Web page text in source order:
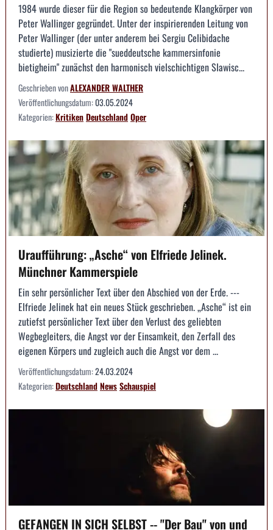
1984 wurde dieser für die Region so bedeutende Klangkörper von
Peter Wallinger gegründet. Unter der inspirierenden Leitung von
Peter Wallinger (der unter anderem bei Sergiu Celibidache
studierte) musizierte die "sueddeutsche kammersinfonie
bietigheim" zunächst den harmonisch vielschichtigen Slawisc...
Geschrieben vonALEXANDER WALTHER
Veröffentlichungsdatum:03.05.2024
Kategorien:KritikenDeutschlandOper
Uraufführung: „Asche“ von Elfriede Jelinek.
Münchner Kammerspiele
Ein sehr persönlicher Text über den Abschied von der Erde. ---
Elfriede Jelinek hat ein neues Stück geschrieben. „Asche“ ist ein
zutiefst persönlicher Text über den Verlust des geliebten
Wegbegleiters, die Angst vor der Einsamkeit, den Zerfall des
eigenen Körpers und zugleich auch die Angst vor dem ...
Veröffentlichungsdatum:24.03.2024
Kategorien:DeutschlandNewsSchauspiel
GEFANGEN IN SICH SELBST -- "Der Bau" von und